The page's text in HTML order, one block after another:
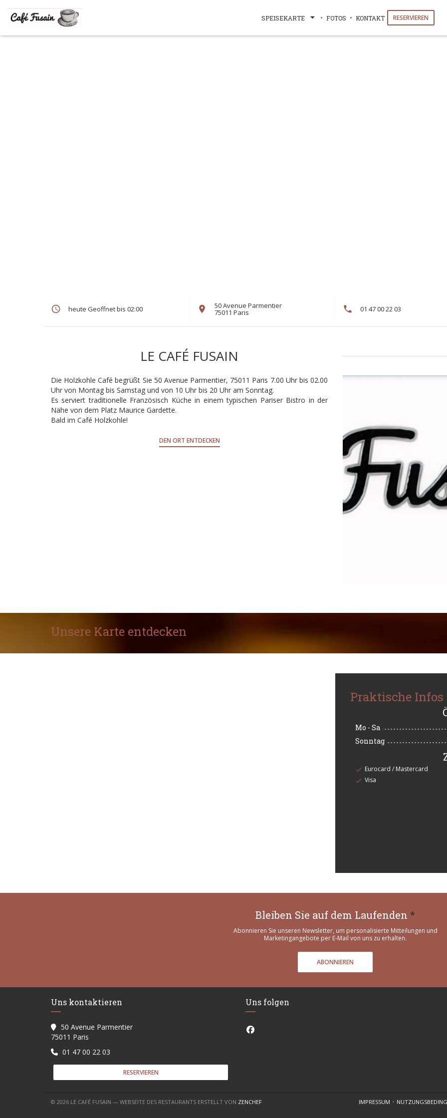
SPEISEKARTE FOTOS KONTAKT RESERVIEREN
heute Geoffnet bis 02:00 50 Avenue Parmentier
75011 Paris((öffnet ein neues Fenster)) 01 47 00 22 03
LE CAFÉ FUSAIN
Die Holzkohle Café begrüßt Sie 50 Avenue Parmentier, 75011 Paris 7.00 Uhr bis 02.00
Uhr von Montag bis Samstag und von 10 Uhr bis 20 Uhr am Sonntag.
Es serviert traditionelle Französisch Küche in einem typischen Pariser Bistro in der
Nähe von dem Platz Maurice Gardette.
Bald im Café Holzkohle!
DEN ORT ENTDECKEN
Unsere Karte entdecken
Praktische Infos
Mo - Sa
Sonntag
Eurocard / Mastercard
Visa
Bleiben Sie auf dem Laufenden *
Abonnieren Sie unseren Newsletter, um personalisierte Mitteilungen und
Marketingangebote per E-Mail von uns zu erhalten.
ABONNIEREN
Uns kontaktieren
50 Avenue Parmentier
75011 Paris
01 47 00 22 03
RESERVIEREN
Uns folgen
Facebook ((öffnet ein neues Fenster))
© 2026 LE CAFÉ FUSAIN — WEBSEITE DES RESTAURANTS ERSTELLT VON ZENCHEF((ÖFFNET EIN NEUES FENSTER)) IMPRESSUM((ÖFFNET EIN NEUES